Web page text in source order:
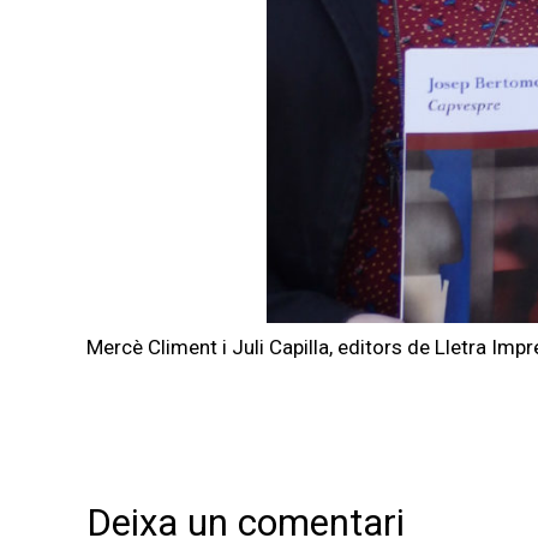
Mercè Climent i Juli Capilla, editors de Lletra
Deixa un comentari